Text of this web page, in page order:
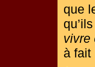
que
vivre
à fait